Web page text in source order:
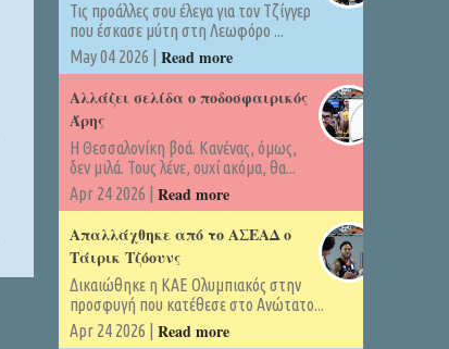
Τις προάλλες σου έλεγα για τον Τζίγγερ
που έσκασε μύτη στη Λεωφόρο ...
May 04 2026 | Read more
Αλλάζει σελίδα ο ποδοσφαιρικός
Άρης
Η Θεσσαλονίκη βοά. Κανένας, όμως,
δεν μιλά. Τους λένε, ουχί ακόμα, θα...
Apr 24 2026 | Read more
Απαλλάχθηκε από το ΑΣΕΑΔ ο
Τάιρικ Τζόουνς
Δικαιώθηκε η ΚΑΕ Ολυμπιακός στην
προσφυγή που κατέθεσε στο Ανώτατο...
Apr 24 2026 | Read more